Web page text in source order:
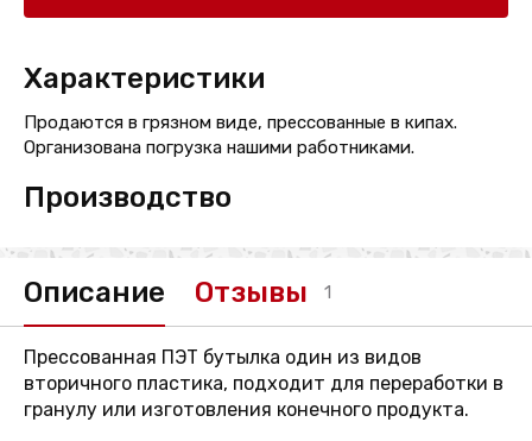
Характеристики
Продаются в грязном виде, прессованные в кипах.
Организована погрузка нашими работниками.
Производство
Описание Отзывы 1
Прессованная ПЭТ бутылка один из видов
вторичного пластика, подходит для переработки в
гранулу или изготовления конечного продукта.